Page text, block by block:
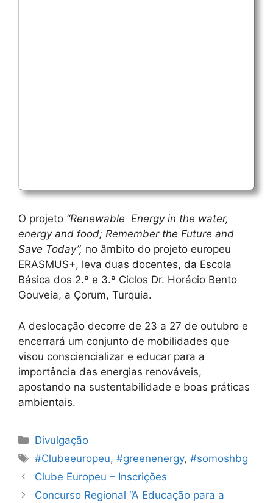
O projeto “Renewable Energy in the water,
energy and food; Remember the Future and
Save Today”, no âmbito do projeto europeu
ERASMUS+, leva duas docentes, da Escola
Básica dos 2.º e 3.º Ciclos Dr. Horácio Bento
Gouveia, a Çorum, Turquia.
A deslocação decorre de 23 a 27 de outubro e
encerrará um conjunto de mobilidades que
visou consciencializar e educar para a
importância das energias renováveis,
apostando na sustentabilidade e boas práticas
ambientais.
Categorias
Divulgação
Etiquetas
#Clubeeuropeu,#greenenergy,#somoshbg
Navegação
de
Clube Europeu – Inscrições
Concurso Regional “A Educação para a